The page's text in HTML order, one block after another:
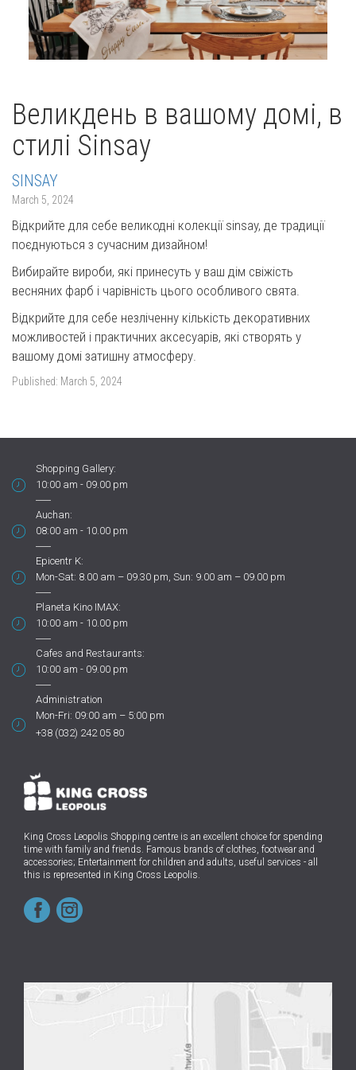
Великдень в вашому домі, в
стилі Sinsay
SINSAY
March 5, 2024
Відкрийте для себе великодні колекції sinsay, де традиції
поєднуються з сучасним дизайном!
Вибирайте вироби, які принесуть у ваш дім свіжість
весняних фарб і чарівність цього особливого свята.
Відкрийте для себе незліченну кількість декоративних
можливостей і практичних аксесуарів, які створять у
вашому домі затишну атмосферу.
Published: March 5, 2024
Shopping Gallery:
10:00 am - 09.00 pm
Auchan:
08:00 am - 10.00 pm
Epicentr K:
Mon-Sat: 8.00 am – 09.30 pm, Sun: 9.00 am – 09.00 pm
Planeta Kino IMAX:
10:00 am - 10.00 pm
Cafes and Restaurants:
10:00 am - 09.00 pm
Administration
Mon-Fri: 09:00 am – 5:00 pm
+38 (032) 242 05 80
King Cross Leopolis Shopping centre is an excellent choice for spending
time with family and friends. Famous brands of clothes, footwear and
accessories; Entertainment for children and adults, useful services - all
this is represented in King Cross Leopolis.